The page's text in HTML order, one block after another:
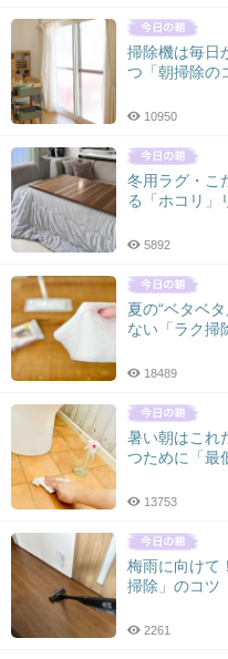
掃除機は毎日
つ「朝掃除の
10950
冬用ラグ・こ
る「ホコリ」
5892
夏の“ベタベ
ない「ラク掃
18489
暑い朝はこれ
つために「最
13753
梅雨に向けて
掃除」のコツ
2261